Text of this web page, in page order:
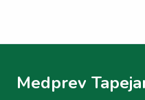
Medprev